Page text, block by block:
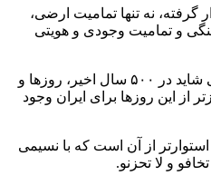
گرفته، نه تنها تمامیت ارضی،
و تمامیت وجودی و هویتی
در تمام مدت عمر همه ما، و حتی شاید در ۵۰۰ سال اخیر، روزها و
از این روزها برای ایران وجود
از آن است که با نسیمی
و لا تحزنو.